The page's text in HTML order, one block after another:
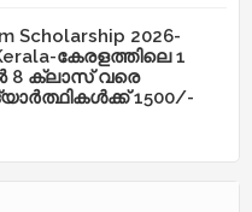
Scholarship 2026-
കേരളത്തിലെ 1
ക്ലാസ് വരെ
1500/-